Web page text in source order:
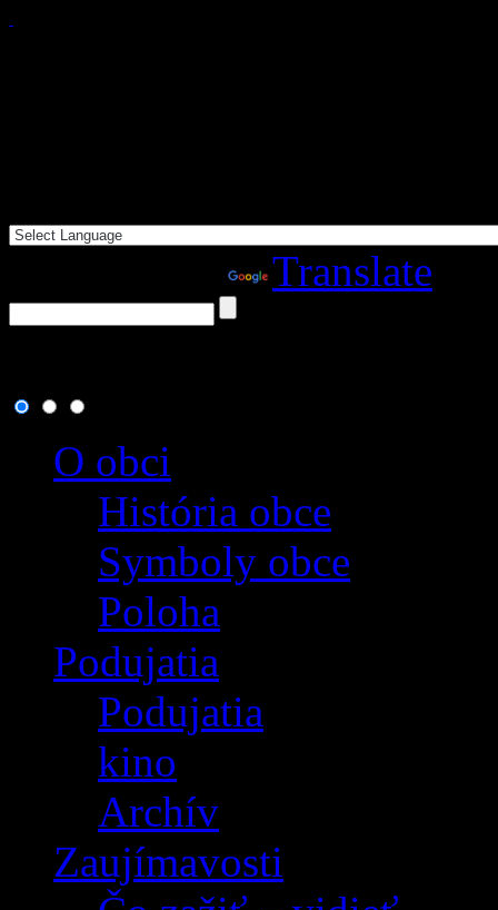
Translate
O obci
História obce
Symboly obce
Poloha
Podujatia
Podujatia
kino
Archív
Zaujímavosti